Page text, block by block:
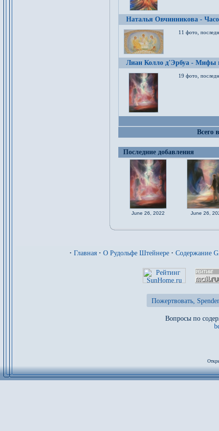
Наталья Овчинникова -
11 фото,
Лиан Колло д'Эрбуа - Мифы
19 фото,
Всего
Последние добавления
June 26, 2022 June 26,
· Главная · О Рудольфе Штейнере · Содержание
Пожертвовать,
Вопросы по